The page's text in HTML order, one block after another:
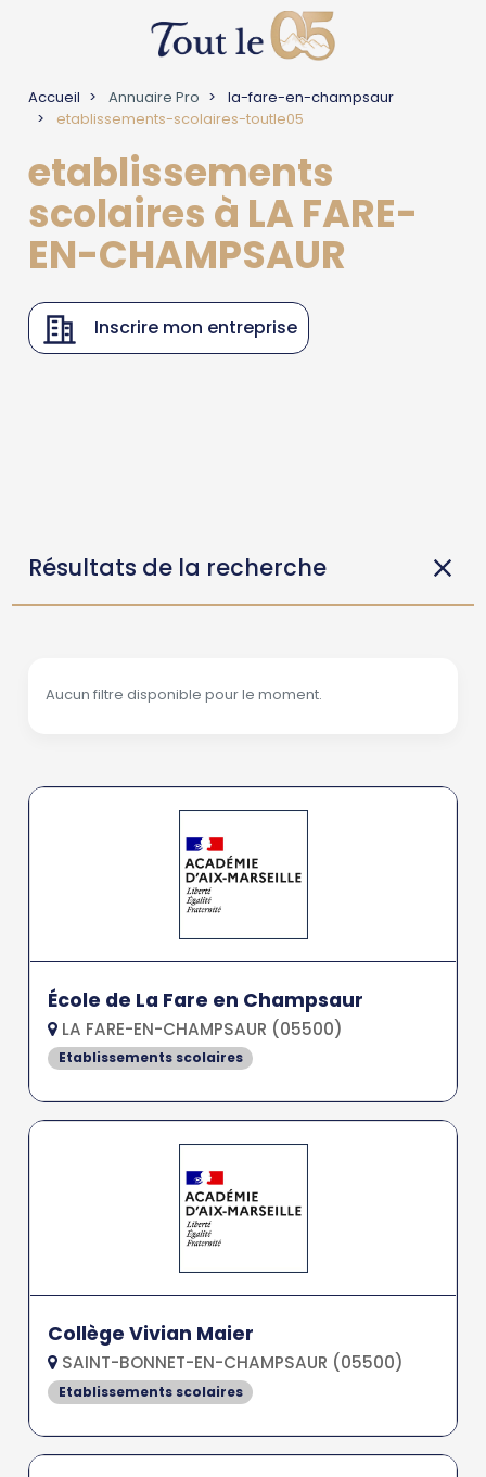
Accueil Annuaire Pro
la-fare-en-champsaur
etablissements-scolaires-toutle05
etablissements
scolaires à LA FARE-
EN-CHAMPSAUR
Inscrire mon entreprise
Résultats de la recherche
Aucun filtre disponible pour le moment.
École de La Fare en Champsaur
LA FARE-EN-CHAMPSAUR (05500)
Etablissements scolaires
Collège Vivian Maier
SAINT-BONNET-EN-CHAMPSAUR (05500)
Etablissements scolaires